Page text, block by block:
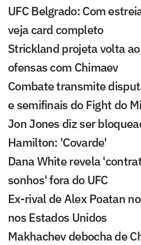
UFC Belgrado: Com
veja card completo
Strickland projeta volta
ofensas com Chimaev
Combate transmite
e semifinais do Fight do
Jon Jones diz ser
Hamilton: 'Covarde'
Dana White revela
sonhos' fora do UFC
Ex-rival de Alex Poatan
nos Estados Unidos
Makhachev debocha de